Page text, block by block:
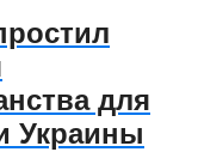
для
Украины